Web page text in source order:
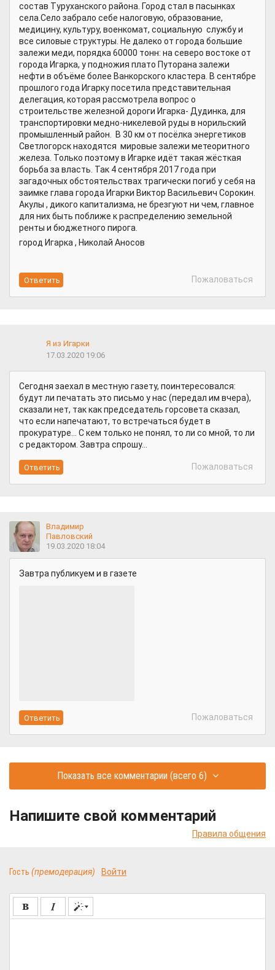
состав Туруханского района. Город стал в пасынках
села.Село забрало себе налоговую, образование,
медицину, культуру, военкомат, социальную службу и
все силовые структуры. Не далеко от города большие
залежи меди, порядка 60000 тонн: на северо востоке от
города Игарка, у подножия плато Путорана залежи
нефти в объёме более Ванкорского кластера. В сентябре
прошлого года Игарку посетила представительная
делегация, которая рассмотрела вопрос о
строительстве железной дороги Игарка- Дудинка, для
транспортировки медно-никелевой руды в норильский
промышленный район. В 30 км от посёлка энергетиков
Светлогорск находятся мировые залежи метеоритного
железа. Только поэтому в Игарке идёт такая жёсткая
борьба за власть. Так 4 сентября 2017 года при
загадочных обстоятельствах трагически погиб у себя на
заимке глава города Игарки Виктор Васильевич Сорокин.
Акулы , дикого капитализма, не брезгуют ни чем, главное
для них быть поближе к распределению земельной
ренты и бюджетного пирога.
город Игарка , Николай Аносов
Пожаловаться
Я из Игарки
17.03.2020 19:06
Сегодня заехал в местную газету, поинтересовался:
будут ли печатать это письмо у нас (передал им вчера),
сказали нет, так как председатель горсовета сказал,
что если напечатают, то встречаться будет в
прокуратуре... С кем только не понял, то ли со мной, то ли
с редактором. Завтра спрошу...
Пожаловаться
Владимир
Павловский
19.03.2020 18:04
Завтра публикуем и в газете
Пожаловаться
Показать все комментарии(всего 6)
Напишите свой комментарий
Правила общения
Гость (премодерация) Войти